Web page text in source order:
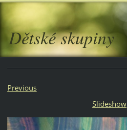
Dětské skupiny
Previous
Slideshow